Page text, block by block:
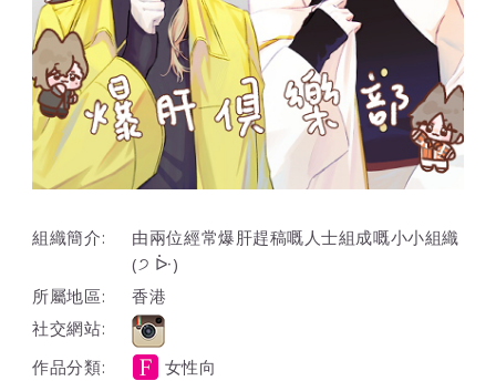
組織簡介:
由兩位經常爆肝趕稿嘅人士組成嘅小小組織
(੭ ᐕ)
所屬地區:
香港
社交網站:
作品分類:
女性向